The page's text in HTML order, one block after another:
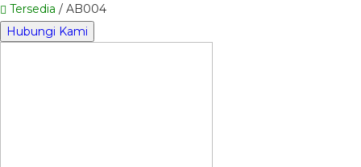
Tersedia / AB004
Hubungi Kami